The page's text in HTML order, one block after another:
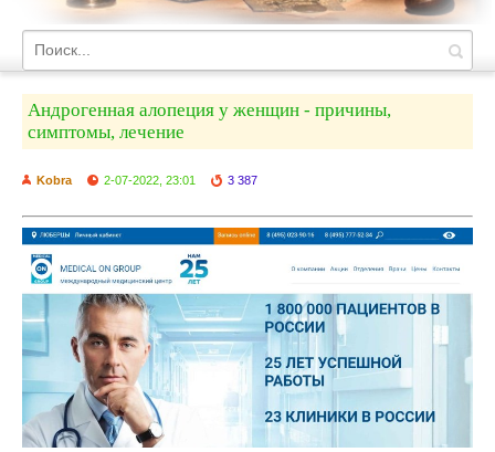
Андрогенная алопеция у женщин - причины,
симптомы, лечение
Kobra 2-07-2022, 23:01 3 387